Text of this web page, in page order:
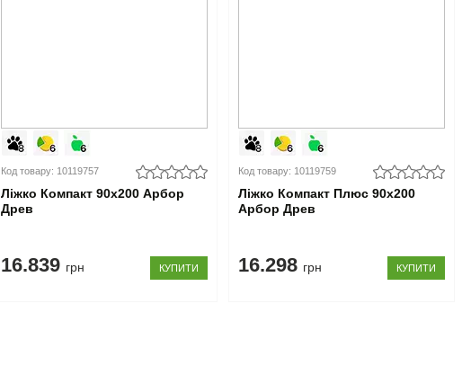
Код товару: 10119757
Ліжко Компакт 90x200 Арбор
Древ
16.839 грн КУПИТИ
Код товару: 10119759
Ліжко Компакт Плюс 90x200
Арбор Древ
16.298 грн КУПИТИ